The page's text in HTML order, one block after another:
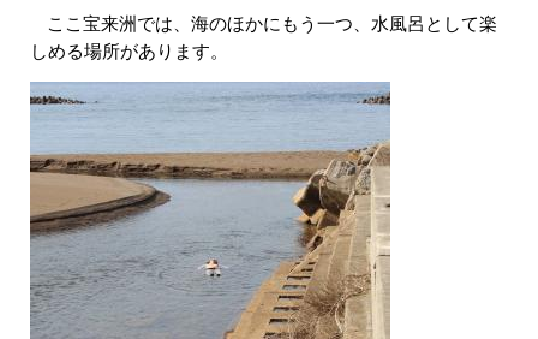
ここ宝来洲では、海のほかにもう一つ、水風呂として楽
しめる場所があります。